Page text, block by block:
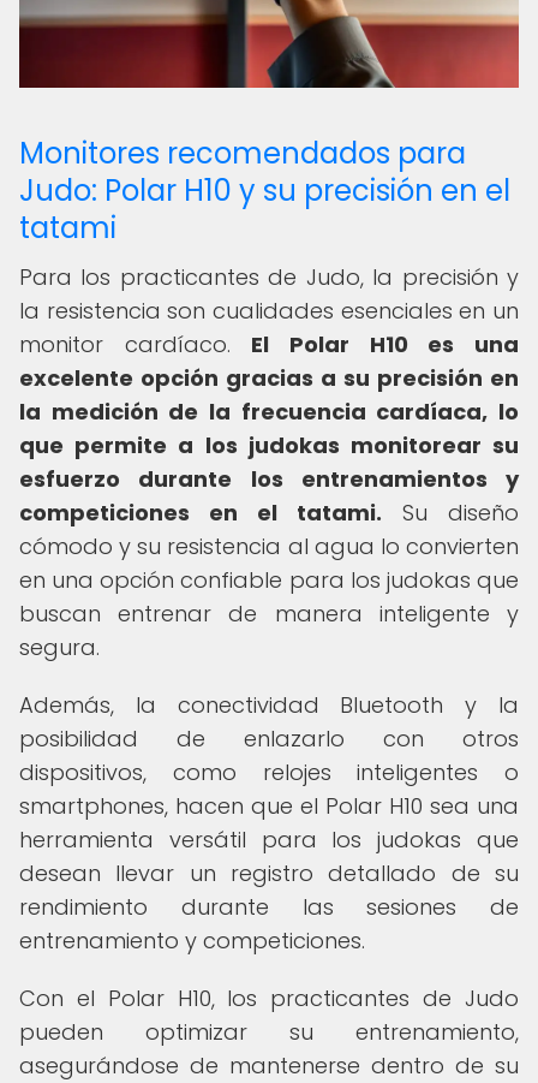
Monitores recomendados para
Judo: Polar H10 y su precisión en el
tatami
Para los practicantes de Judo, la precisión y
la resistencia son cualidades esenciales en un
monitor cardíaco. El Polar H10 es una
excelente opción gracias a su precisión en
la medición de la frecuencia cardíaca, lo
que permite a los judokas monitorear su
esfuerzo durante los entrenamientos y
competiciones en el tatami. Su diseño
cómodo y su resistencia al agua lo convierten
en una opción confiable para los judokas que
buscan entrenar de manera inteligente y
segura.
Además, la conectividad Bluetooth y la
posibilidad de enlazarlo con otros
dispositivos, como relojes inteligentes o
smartphones, hacen que el Polar H10 sea una
herramienta versátil para los judokas que
desean llevar un registro detallado de su
rendimiento durante las sesiones de
entrenamiento y competiciones.
Con el Polar H10, los practicantes de Judo
pueden optimizar su entrenamiento,
asegurándose de mantenerse dentro de su